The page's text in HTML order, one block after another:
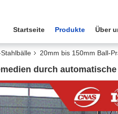
Startseite Produkte Über
20mm bis 150mm Ball-
durch